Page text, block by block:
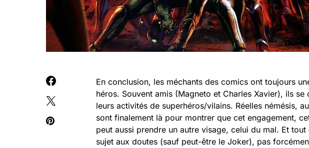
En conclusion, les méchants des comics ont toujours
héros. Souvent amis (Magneto et Charles Xavier), ils
leurs activités de superhéros/vilains. Réelles némésis,
sont finalement là pour montrer que cet engagement,
peut aussi prendre un autre visage, celui du mal. Et
sujet aux doutes (sauf peut-être le Joker), pas